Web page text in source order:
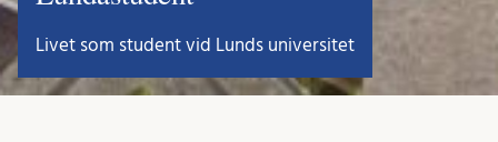
Livet som student vid Lunds universitet